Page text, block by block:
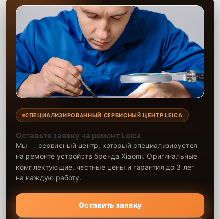
СПЕЦИАЛИЗИРОВАННЫЙ СЕРВИСНЫЙ ЦЕНТР LEICA
Оставьте заявку на ремонт Leica
Мы — сервисный центр, который специализируется
на ремонте устройств бренда Xiaomi. Оригинальные
комплектующие, честные цены и гарантия до 3 лет
на каждую работу.
Оставить заявку